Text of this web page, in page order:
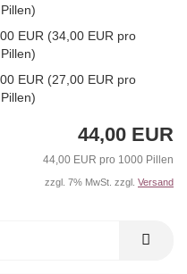
EUR (34,00 EUR pro
EUR (27,00 EUR pro
44,00 EUR
44,00 EUR pro 1000 Pillen
zzgl. 7% MwSt. zzgl. Versand